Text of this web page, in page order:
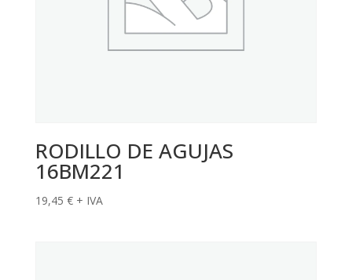
RODILLO DE AGUJAS
16BM221
19,45 € + IVA